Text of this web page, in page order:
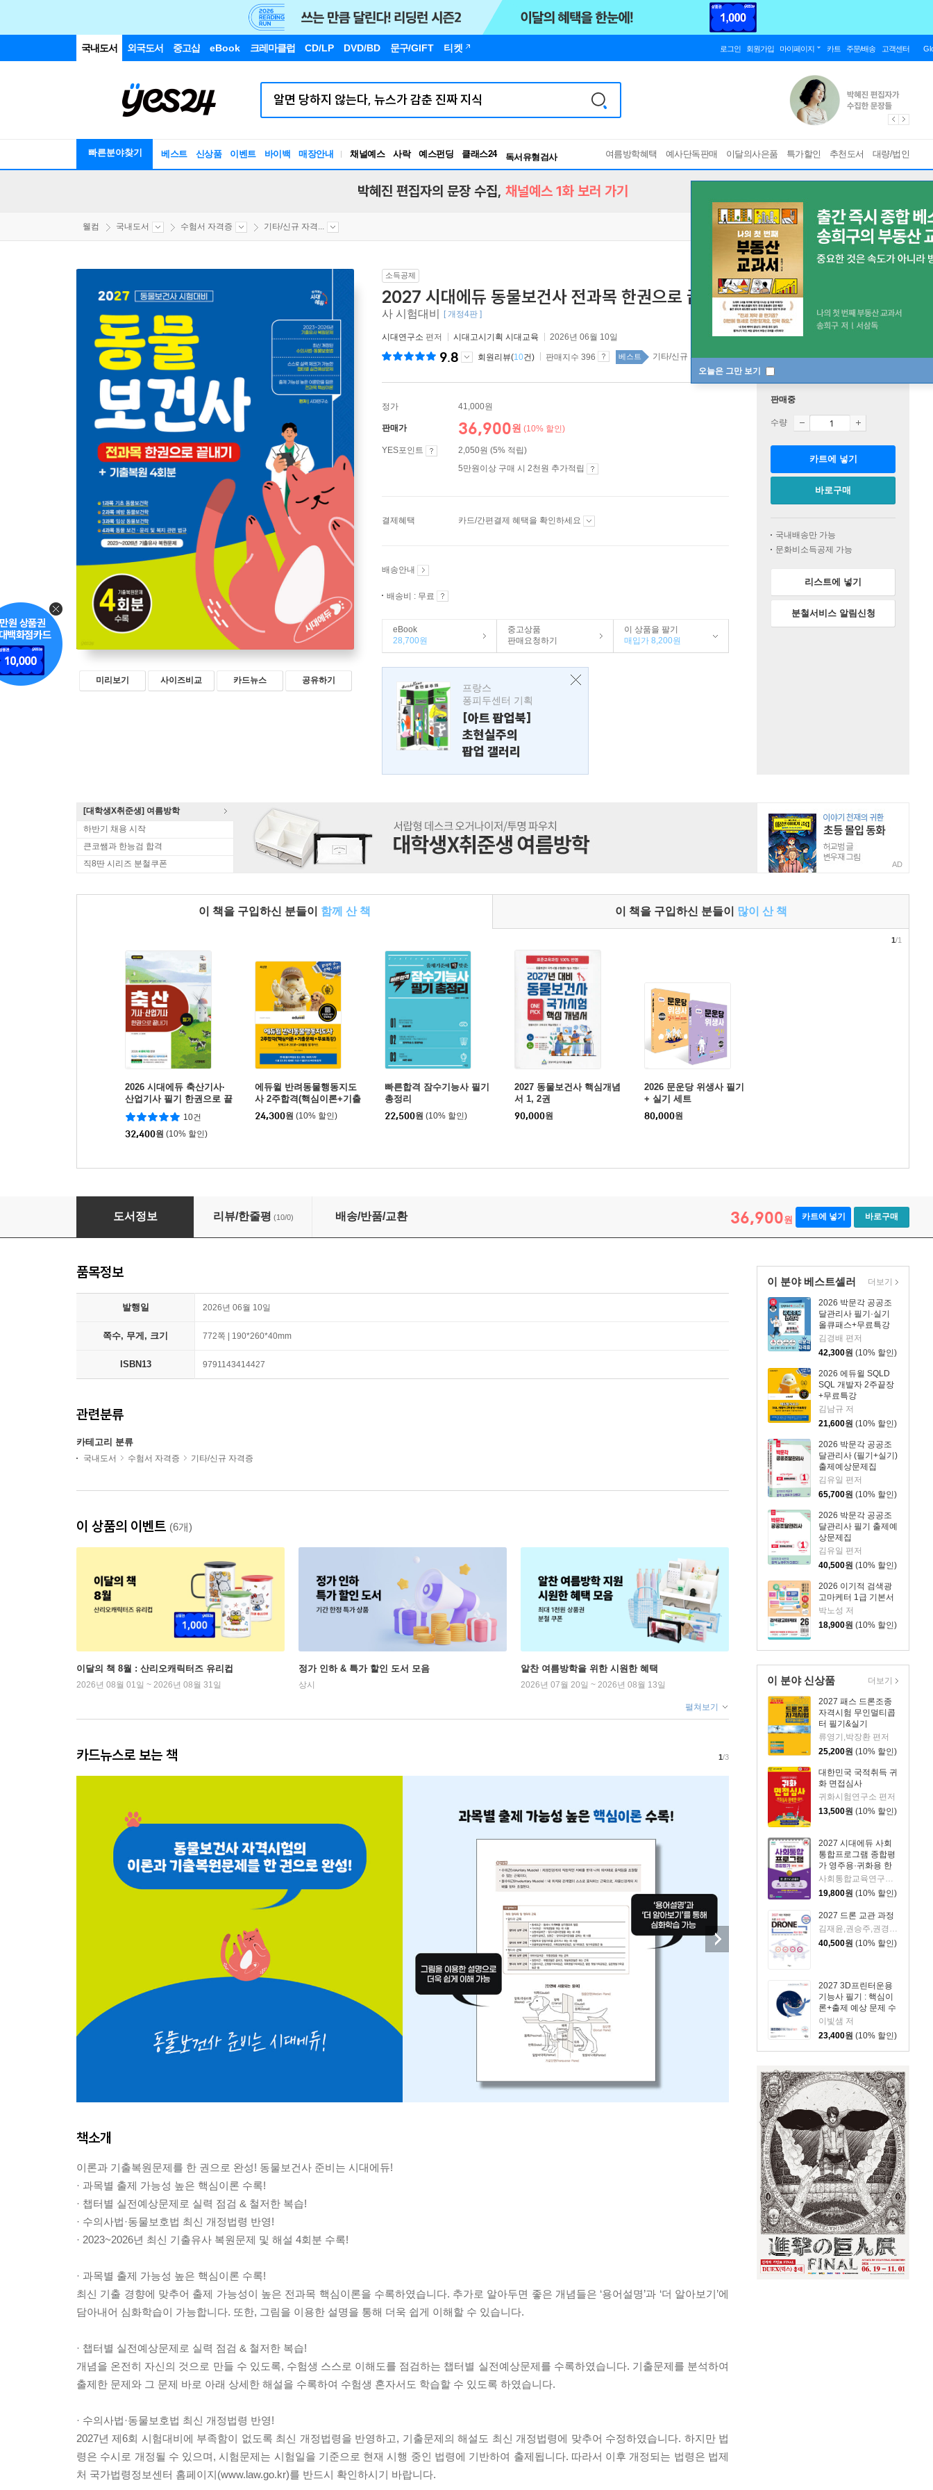
국내도서 외국도서 중고샵 eBook 크레마클럽 CD/LP DVD/BD 문구/GIFT 티켓 로그인 회원가입 마이페이지 카트 주문/배송 고객센터
빠른분야찾기 베스트 신상품 이벤트 바이백 매장안내 채널예스 사락 예스펀딩 클래스24
독서유형검사
RBTI Lab
여름방학혜택 예사단독판매 이달의사은품 특가할인 추천도서 대량/법인
오늘은 그만 보기
박혜진 편집자의 문장 수집, 채널예스 1화 보러 가기
웰컴 국내도서 수험서 자격증 기타/신규 자격...
미리보기 사이즈비교 카드뉴스 공유하기
소득공제
2027 시대에듀 동물보건사 전과목 한권으로 끝내기 + 기출복원 4회분
사 시험대비
[ 개정4판 ]
시대연구소 편저 시대고시기획 시대교육 2026년 06월 10일
9.8 회원리뷰(10건) 판매지수 396 베스트 기타/신규 자격증 23위 기타/신규 자격증 top100 7주
정가 41,000원
판매가 36,900원 (10% 할인)
YES포인트
2,050원 (5% 적립)
5만원이상 구매 시 2천원 추가적립
결제혜택 카드/간편결제 혜택을 확인하세요
배송안내
배송비 : 무료
eBook
28,700원
중고상품
판매요청하기
이 상품을 팔기
매입가 8,200원
프랑스
퐁피두센터 기획
[아트 팝업북]
초현실주의
팝업 갤러리
판매중
수량
카트에 넣기
바로구매
국내배송만 가능
문화비소득공제 가능
리스트에 넣기
분철서비스 알림신청
[대학생X취준생] 여름방학
하반기 채용 시작
큰코쌤과 한능검 합격
직8딴 시리즈 분철쿠폰
AD
이 책을 구입하신 분들이 함께 산 책 이 책을 구입하신 분들이 많이 산 책
2026 시대에듀 축산기사·
산업기사 필기 한권으로 끝
내기
10건
32,400원 (10% 할인)
에듀윌 반려동물행동지도
사 2주합격(핵심이론+기출
문제+무료특강)
24,300원 (10% 할인)
빠른합격 잠수기능사 필기
총정리
22,500원 (10% 할인)
2027 동물보건사 핵심개념
서 1, 2권
90,000원
2026 문운당 위생사 필기
+ 실기 세트
80,000원
1/1
2027 시대에듀 동물보건사 전과목 한권으로 끝내기 + 기출복원 4회분
도서정보 리뷰/한줄평 (10/0) 배송/반품/교환 36,900원 카트에 넣기 바로구매
이 분야 베스트셀러
2026 박문각 공공조
달관리사 필기·실기
올큐패스+무료특강
김경배 편저
42,300원 (10% 할인)
2026 에듀윌 SQLD
SQL 개발자 2주끝장
+무료특강
김남규 저
21,600원 (10% 할인)
2026 박문각 공공조
달관리사 (필기+실기)
출제예상문제집
김유일 편저
65,700원 (10% 할인)
2026 박문각 공공조
달관리사 필기 출제예
상문제집
김유일 편저
40,500원 (10% 할인)
2026 이기적 검색광
고마케터 1급 기본서
박노성 저
18,900원 (10% 할인)
더보기
이 분야 신상품
2027 패스 드론조종
자격시험 무인멀티콥
터 필기&실기
류영기,박장환 편저
25,200원 (10% 할인)
대한민국 국적취득 귀
화 면접심사
귀화시험연구소 편저
13,500원 (10% 할인)
2027 시대에듀 사회
통합프로그램 종합평
가 영주용·귀화용 한
권으로 끝내기
사회통합교육연구회 편저
19,800원 (10% 할인)
2027 드론 교관 과정
김재윤,권승주,권경미,이응현,신정일,정기포,이상협,채현기,함영관 공편
40,500원 (10% 할인)
2027 3D프린터운용
기능사 필기 : 핵심이
론+출제 예상 문제 수
록
이빛샘 저
23,400원 (10% 할인)
더보기
품목정보
발행일 2026년 06월 10일
쪽수, 무게, 크기 772쪽 | 190*260*40mm
ISBN13 9791143414427
관련분류
카테고리 분류
국내도서 수험서 자격증 기타/신규 자격증
이 상품의 이벤트 (6개)
이달의 책 8월 : 산리오캐릭터즈 유리컵
2026년 08월 01일 ~ 2026년 08월 31일
정가 인하 & 특가 할인 도서 모음
상시
알찬 여름방학을 위한 시원한 혜택
2026년 07월 20일 ~ 2026년 08월 13일
펼쳐보기
카드뉴스로 보는 책 1/3
책소개
이론과 기출복원문제를 한 권으로 완성! 동물보건사 준비는 시대에듀!
· 과목별 출제 가능성 높은 핵심이론 수록!
· 챕터별 실전예상문제로 실력 점검 & 철저한 복습!
· 수의사법·동물보호법 최신 개정법령 반영!
· 2023~2026년 최신 기출유사 복원문제 및 해설 4회분 수록!
· 과목별 출제 가능성 높은 핵심이론 수록!
최신 기출 경향에 맞추어 출제 가능성이 높은 전과목 핵심이론을 수록하였습니다. 추가로 알아두면 좋은 개념들은 ‘용어설명’과 ‘더 알아보기’에
담아내어 심화학습이 가능합니다. 또한, 그림을 이용한 설명을 통해 더욱 쉽게 이해할 수 있습니다.
· 챕터별 실전예상문제로 실력 점검 & 철저한 복습!
개념을 온전히 자신의 것으로 만들 수 있도록, 수험생 스스로 이해도를 점검하는 챕터별 실전예상문제를 수록하였습니다. 기출문제를 분석하여
출제한 문제와 그 문제 바로 아래 상세한 해설을 수록하여 수험생 혼자서도 학습할 수 있도록 하였습니다.
· 수의사법·동물보호법 최신 개정법령 반영!
2027년 제6회 시험대비에 부족함이 없도록 최신 개정법령을 반영하고, 기출문제의 해설도 최신 개정법령에 맞추어 수정하였습니다. 하지만 법
령은 수시로 개정될 수 있으며, 시험문제는 시험일을 기준으로 현재 시행 중인 법령에 기반하여 출제됩니다. 따라서 이후 개정되는 법령은 법제
처 국가법령정보센터 홈페이지(www.law.go.kr)를 반드시 확인하시기 바랍니다.